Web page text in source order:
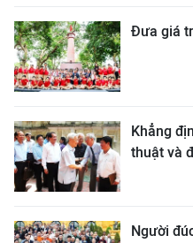
Đưa giá
Khẳng
thuật và
Người